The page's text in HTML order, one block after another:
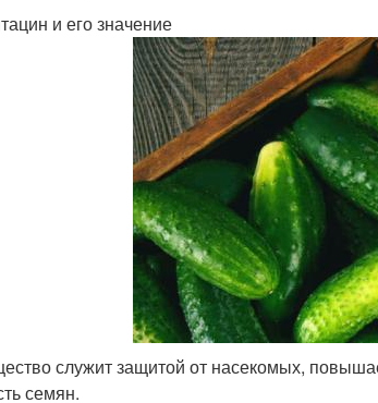
и его значение
служит защитой от насекомых,
семян.